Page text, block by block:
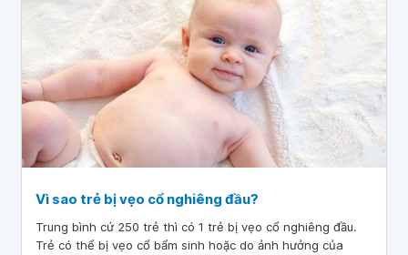
Vì sao trẻ bị vẹo cổ nghiêng đầu?
Trung bình cứ 250 trẻ thì có 1 trẻ bị vẹo cổ nghiêng đầu.
Trẻ có thể bị vẹo cổ bẩm sinh hoặc do ảnh hưởng của